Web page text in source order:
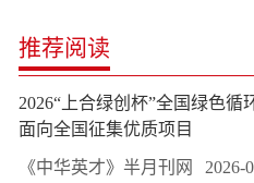
推荐阅读
2026“上合绿创杯”全国绿色
面向全国征集优质项目
《中华英才》半月刊网 2026-